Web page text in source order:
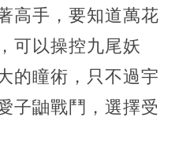
高手，要知道萬花
可以操控九尾妖
的瞳術，只不過宇
子鼬戰鬥，選擇受